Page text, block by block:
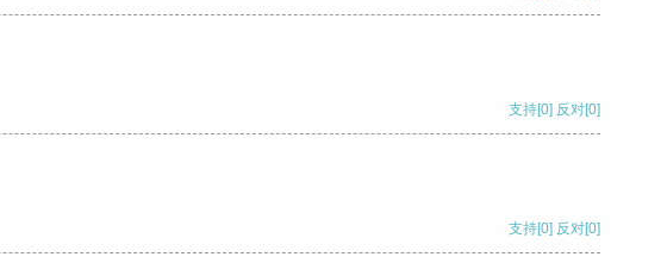
支持[0] 反对[0]
支持[0] 反对[0]